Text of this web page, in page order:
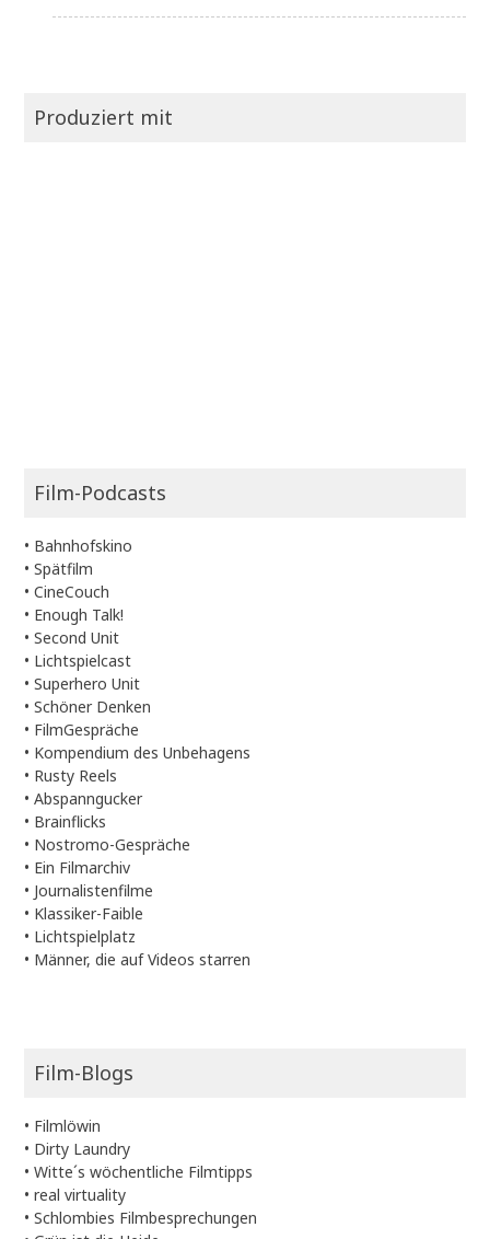
Produziert mit
Film-Podcasts
• Bahnhofskino
•Spätfilm
•CineCouch
• Enough Talk!
•Second Unit
• Lichtspielcast
•Superhero Unit
•Schöner Denken
• FilmGespräche
• Kompendium des Unbehagens
• Rusty Reels
•Abspanngucker
• Brainflicks
• Nostromo-Gespräche
• Ein Filmarchiv
• Journalistenfilme
• Klassiker-Faible
• Lichtspielplatz
• Männer, die auf Videos starren
Film-Blogs
• Filmlöwin
• Dirty Laundry
•Witte´s wöchentliche Filmtipps
•real virtuality
•Schlombies Filmbesprechungen